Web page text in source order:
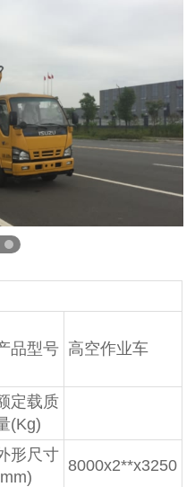
品型号 高空作业车
定载质
(Kg)
形尺寸
8000x2**x3250